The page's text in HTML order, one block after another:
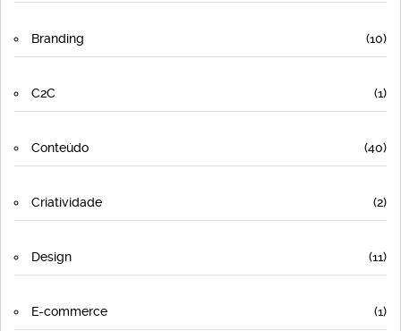
Branding (10)
C2C (1)
Conteúdo (40)
Criatividade (2)
Design (11)
E-commerce (1)